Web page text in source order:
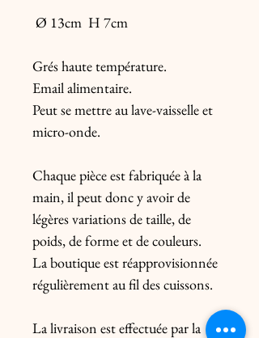
Ø 13cm H 7cm
Grés haute température.
Email alimentaire.
Peut se mettre au lave-vaisselle et
micro-onde.
Chaque pièce est fabriquée à la
main, il peut donc y avoir de
légères variations de taille, de
poids, de forme et de couleurs.
La boutique est réapprovisionnée
régulièrement au fil des cuissons.
La livraison est effectuée par la